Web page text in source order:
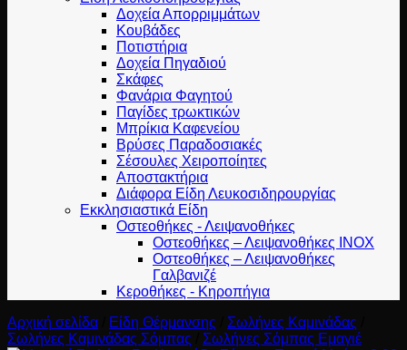
Δοχεία Απορριμμάτων
Κουβάδες
Ποτιστήρια
Δοχεία Πηγαδιού
Σκάφες
Φανάρια Φαγητού
Παγίδες τρωκτικών
Μπρίκια Καφενείου
Βρύσες Παραδοσιακές
Σέσουλες Χειροποίητες
Αποστακτήρια
Διάφορα Είδη Λευκοσιδηρουργίας
Εκκλησιαστικά Είδη
Οστεοθήκες - Λειψανοθήκες
Οστεοθήκες – Λειψανοθήκες INOX
Οστεοθήκες – Λειψανοθήκες
Γαλβανιζέ
Κεροθήκες - Κηροπήγια
Αρχική σελίδα
Είδη Θέρμανσης Σωλήνες Καμινάδας
Σωλήνες Καμινάδας Σόμπας
Σωλήνες Σόμπας Εμαγιέ